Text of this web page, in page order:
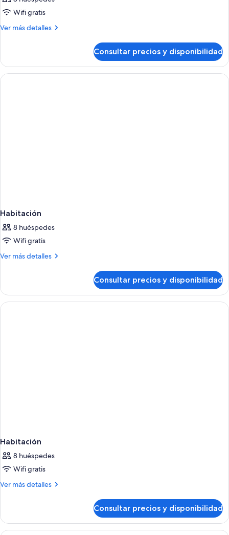
Wifi gratis
Ver más detalles
Más
Consultar precios y disponibilidad
Habitación
8 huéspedes
Wifi gratis
Ver más detalles
Más
Consultar precios y disponibilidad
Habitación
8 huéspedes
Wifi gratis
Ver más detalles
Más
Consultar precios y disponibilidad